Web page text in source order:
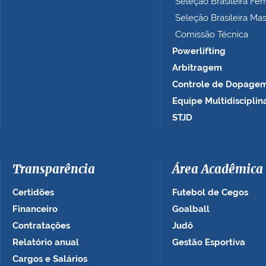
Seleção Brasileira
Comissão Técnica
Powerlifting
Arbitragem
Controle de
Equipe
STJD
Transparência
Certidões
Financeiro
Contratações
Relatório anual
Cargos e Salários
Área Acadêmica
Futebol de Cegos
Goalball
Judô
Gestão Esportiva